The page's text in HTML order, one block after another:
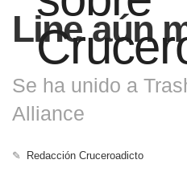
Line aún
Se ha unido a
Alliance
✎
Redacción Cruceroadicto